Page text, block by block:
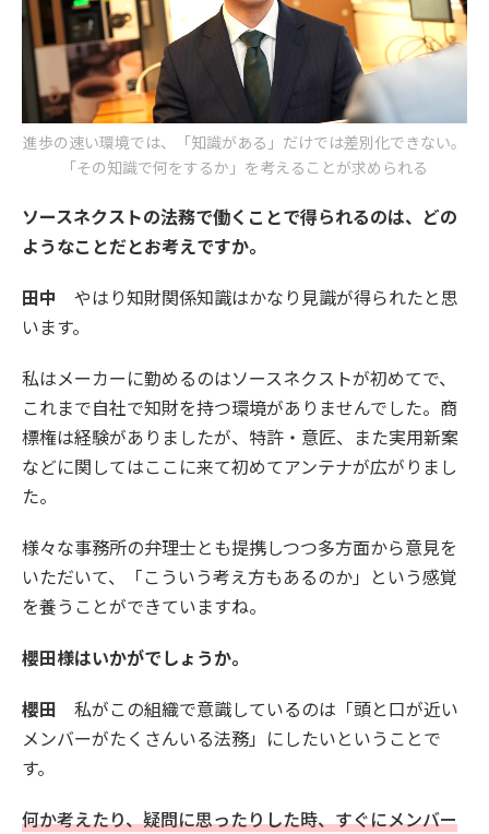
進歩の速い環境では、「知識がある」だけでは差別化できない。
「その知識で何をするか」を考えることが求められる
ソースネクストの法務で働くことで得られるのは、どの
ようなことだとお考えですか。
田中 やはり知財関係知識はかなり見識が得られたと思
います。
私はメーカーに勤めるのはソースネクストが初めてで、
これまで自社で知財を持つ環境がありませんでした。商
標権は経験がありましたが、特許・意匠、また実用新案
などに関してはここに来て初めてアンテナが広がりまし
た。
様々な事務所の弁理士とも提携しつつ多方面から意見を
いただいて、「こういう考え方もあるのか」という感覚
を養うことができていますね。
櫻田様はいかがでしょうか。
櫻田 私がこの組織で意識しているのは「頭と口が近い
メンバーがたくさんいる法務」にしたいということで
す。
何か考えたり、疑問に思ったりした時、すぐにメンバー